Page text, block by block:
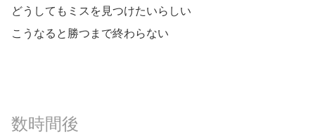
どうしてもミスを見つけたいらしい
こうなると勝つまで終わらない
数時間後